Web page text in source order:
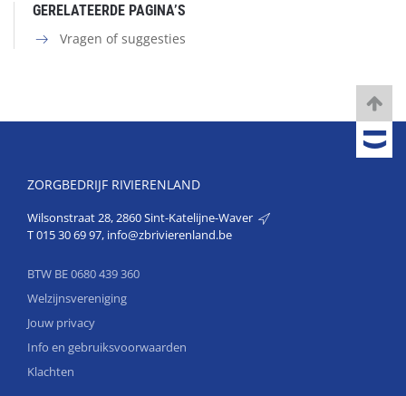
GERELATEERDE PAGINA’S
Vragen of suggesties
ZORGBEDRIJF RIVIERENLAND
Wilsonstraat 28, 2860 Sint-Katelijne-Waver
T015 30 69 97, info@zbrivierenland.be
BTW BE 0680 439 360
Welzijnsvereniging
Jouw privacy
Info en gebruiksvoorwaarden
Klachten